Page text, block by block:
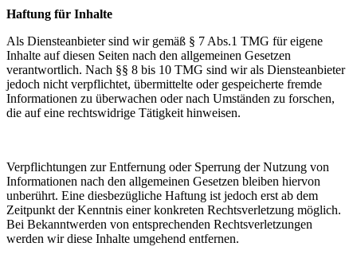
Haftung für Inhalte
Als Diensteanbieter sind wir gemäß § 7 Abs.1 TMG für eigene
Inhalte auf diesen Seiten nach den allgemeinen Gesetzen
verantwortlich. Nach §§ 8 bis 10 TMG sind wir als Diensteanbieter
jedoch nicht verpflichtet, übermittelte oder gespeicherte fremde
Informationen zu überwachen oder nach Umständen zu forschen,
die auf eine rechtswidrige Tätigkeit hinweisen.
Verpflichtungen zur Entfernung oder Sperrung der Nutzung von
Informationen nach den allgemeinen Gesetzen bleiben hiervon
unberührt. Eine diesbezügliche Haftung ist jedoch erst ab dem
Zeitpunkt der Kenntnis einer konkreten Rechtsverletzung möglich.
Bei Bekanntwerden von entsprechenden Rechtsverletzungen
werden wir diese Inhalte umgehend entfernen.